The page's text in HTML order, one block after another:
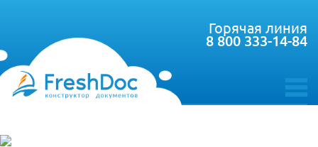
toggle
Горячая линия
8 800 333-14-84